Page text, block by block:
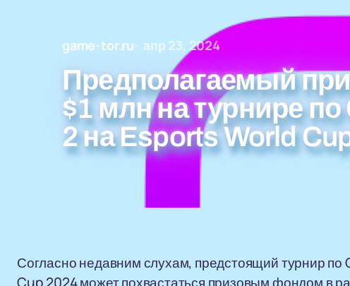
game-tor.ru апр 23, 2024
Предполагаемый
$1 млн на турнире
2 на Esports World
Согласно недавним слухам, предстоящий турнир